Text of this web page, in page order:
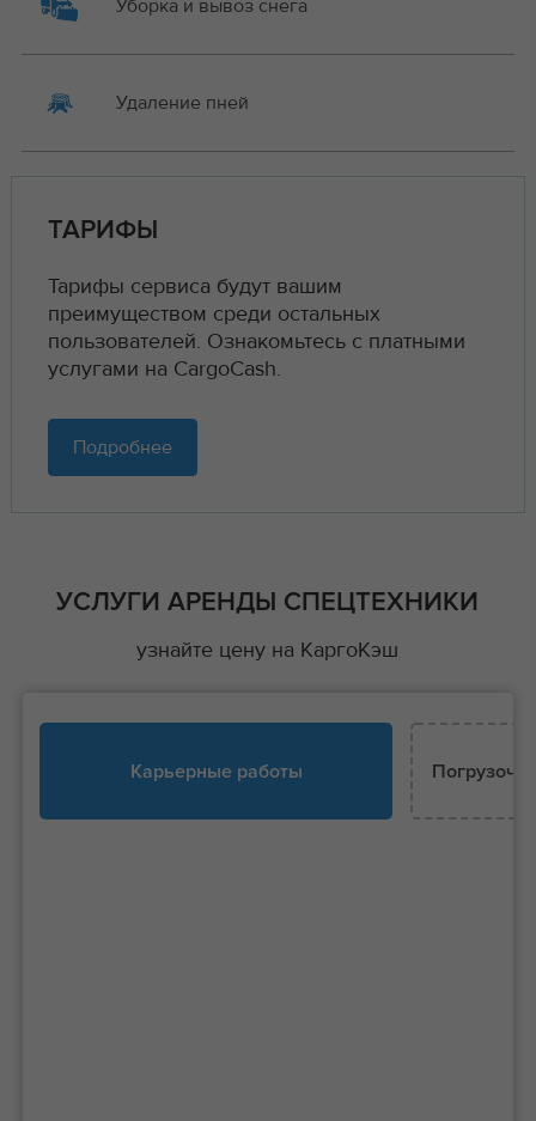
Уборка и вывоз снега
Удаление пней
ТАРИФЫ
Тарифы сервиса будут вашим
преимуществом среди остальных
пользователей. Ознакомьтесь с платными
услугами на CargoCash.
Подробнее
УСЛУГИ АРЕНДЫ СПЕЦТЕХНИКИ
узнайте цену на КаргоКэш
Карьерные работы